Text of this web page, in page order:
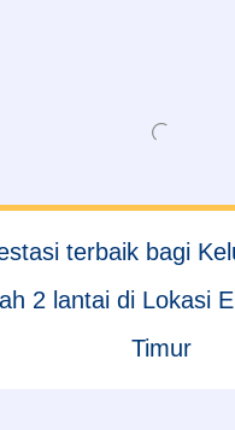
terbaik bagi
2 lantai di Lokasi
Timur